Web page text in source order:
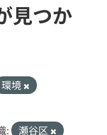
見つか
環境
:
瀬谷区